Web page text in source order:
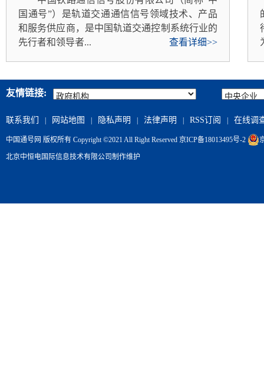
国通号”）是轨道交通通信信号领域技术、产品
和服务供应商，是中国轨道交通控制系统行业的
先行者和领导者...
查看详细>>
友情链接:
联系我们 网站地图 隐私声明 法律声明 RSS订阅 在线调
中国通号网 版权所有 Copyright ©2021 All Right Reserved 京ICP备18013495号-2
北京中恒电国际信息技术有限公司 制作维护